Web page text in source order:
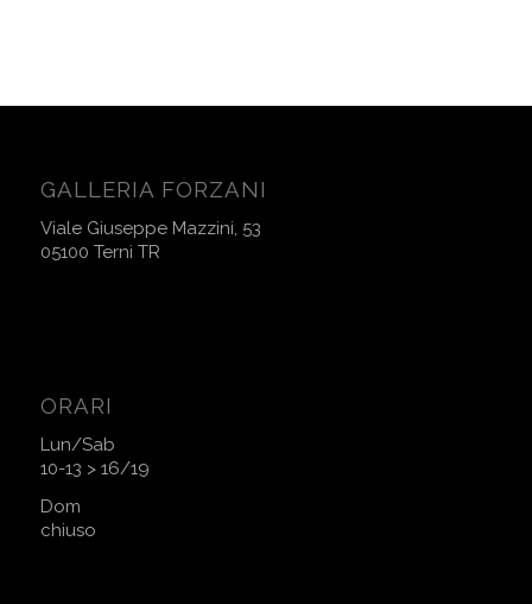
GALLERIA FORZANI
Viale Giuseppe Mazzini, 53
05100 Terni TR
ORARI
Lun/Sab
10-13 > 16/19
Dom
chiuso